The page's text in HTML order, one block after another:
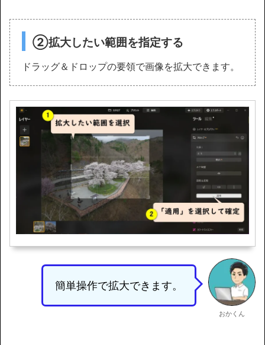
②拡大したい範囲を指定する
ドラッグ＆ドロップの要領で画像を拡大できます。
簡単操作で拡大できます。
おかくん